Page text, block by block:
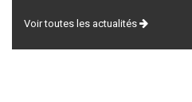
Voir toutes les actualités